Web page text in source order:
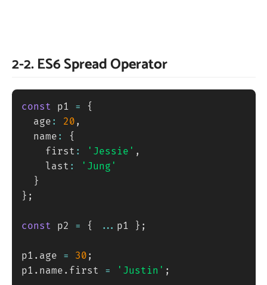
2-2. ES6 Spread Operator
const p1 =
{
  age
: 20 ,
  name
:
{
    first
: 'Jessie' ,
    last
:
'Jung'
}
} ;
const p2 = { ... p1 } ;
p1 . age = 30 ;
p1 . name . first = 'Justin' ;